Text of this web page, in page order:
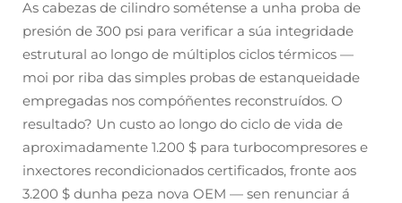
As cabezas de cilindro sométense a unha proba de
presión de 300 psi para verificar a súa integridade
estrutural ao longo de múltiplos ciclos térmicos —
moi por riba das simples probas de estanqueidade
empregadas nos compóñentes reconstruídos. O
resultado? Un custo ao longo do ciclo de vida de
aproximadamente 1.200 $ para turbocompresores e
inxectores recondicionados certificados, fronte aos
3.200 $ dunha peza nova OEM — sen renunciar á